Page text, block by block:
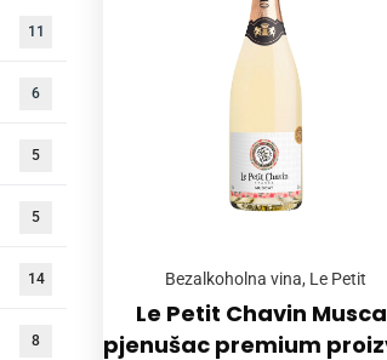
Bezalkoholna vina, Le Petit
Le Petit Chavin
pjenušac premium
11
6
5
5
14
8